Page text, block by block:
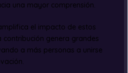
una mayor comprensión.
el impacto de estos
contribución genera grandes
a más personas a unirse